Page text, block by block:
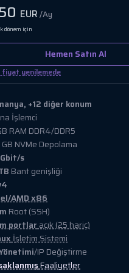
EUR/Ay
dönem için
Hemen Satın Al
fiyat yenilemede
+12 diğer konum
İşlemci
RAM DDR4/DDR5
GB NVMe Depolama
s
Bant genişliği
AMD x86
Root (SSH)
portlaraçık (25 hariç)
İşletim Sistemi
/IP Değiştirme
Faaliyetler